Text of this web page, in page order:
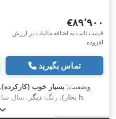
‎€۸۹٬۹۰۰
قیمت ثابت به اضافه مالیات بر ارزش
افزوده
تماس بگیرید
وضعیت: بسیار خوب (کارکرده)
بخار), رنگ: دیگر , سال ۱٬۱۹۲ h,